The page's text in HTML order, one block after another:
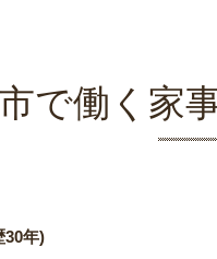
で働く家
30年)